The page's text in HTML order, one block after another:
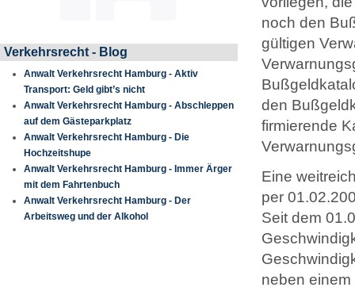
Verkehrsrecht - Blog
Anwalt Verkehrsrecht Hamburg - Aktiv
Transport: Geld gibt’s nicht
Anwalt Verkehrsrecht Hamburg - Abschleppen
auf dem Gästeparkplatz
Anwalt Verkehrsrecht Hamburg - Die
Hochzeitshupe
Anwalt Verkehrsrecht Hamburg - Immer Ärger
mit dem Fahrtenbuch
Anwalt Verkehrsrecht Hamburg - Der
Arbeitsweg und der Alkohol
noch den
gültigen
den
firmierende
Eine
per
Seit dem
neben